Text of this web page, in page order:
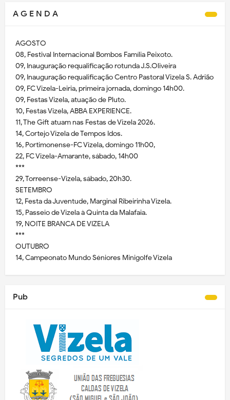
A G E N D A
AGOSTO
08, Festival Internacional Bombos Família Peixoto.
09, Inauguração requalificação rotunda J.S.Oliveira
09, Inauguração requalificação Centro Pastoral Vizela S. Adrião
09, FC Vizela-Leiria, primeira jornada, domingo 14h00.
09, Festas Vizela, atuação de Pluto.
10, Festas Vizela, ABBA EXPERIENCE.
11, The Gift atuam nas Festas de Vizela 2026.
14, Cortejo Vizela de Tempos Idos.
16, Portimonense-FC Vizela, domingo 11h00,
22, FC Vizela-Amarante, sábado, 14h00
***
29, Torreense-Vizela, sábado, 20h30.
SETEMBRO
12, Festa da Juventude, Marginal Ribeirinha Vizela.
15, Passeio de Vizela à Quinta da Malafaia.
19, NOITE BRANCA DE VIZELA
***
OUTUBRO
14, Campeonato Mundo Séniores Minigolfe Vizela
Pub